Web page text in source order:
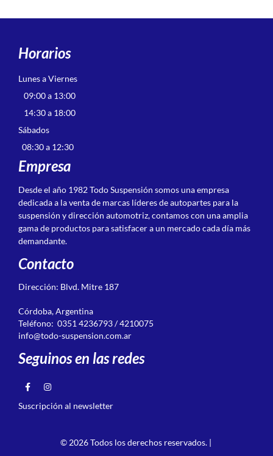
Horarios
Lunes a Viernes
09:00 a 13:00
14:30 a 18:00
Sábados
08:30 a 12:30
Empresa
Desde el año 1982 Todo Suspensión somos una empresa
dedicada a la venta de marcas líderes de autopartes para la
suspensión y dirección automotriz, contamos con una amplia
gama de productos para satisfacer a un mercado cada día más
demandante.
Contacto
Dirección: Blvd. Mitre 187
Córdoba, Argentina
Teléfono: 0351 4236793 / 4210075
info@todo-suspension.com.ar
Seguinos en las redes
Suscripción al newsletter
© 2026 Todos los derechos reservados. |